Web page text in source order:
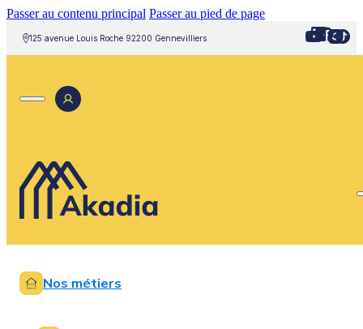
Passer au contenu principal Passer au pied de page
125 avenue Louis Roche 92200 Gennevilliers
Nos métiers